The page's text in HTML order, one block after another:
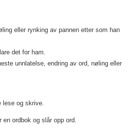
eller rynking av pannen etter som han
det for ham.
unnlatelse, endring av ord, nøling eller
lese og skrive.
ordbok og slår opp ord.